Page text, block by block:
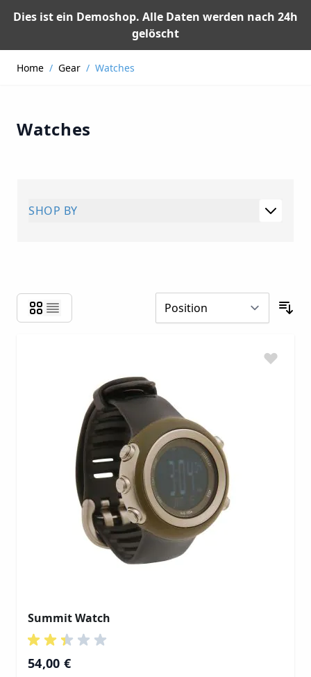
Dies ist ein Demoshop. Alle Daten werden nach 24h
gelöscht
Home / Gear / Watches
Watches
SHOP BY
Summit Watch
54,00 €